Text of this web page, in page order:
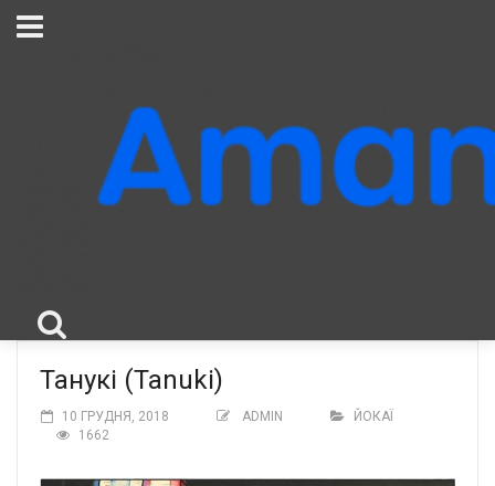
Танукі (Tanuki)
10 ГРУДНЯ, 2018 ADMIN
ЙОКАЇ
1662